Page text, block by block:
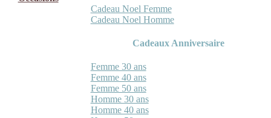
Cadeau Noel Femme
Cadeau Noel Homme
Cadeaux Anniversaire
Femme 30 ans
Femme 40 ans
Femme 50 ans
Homme 30 ans
Homme 40 ans